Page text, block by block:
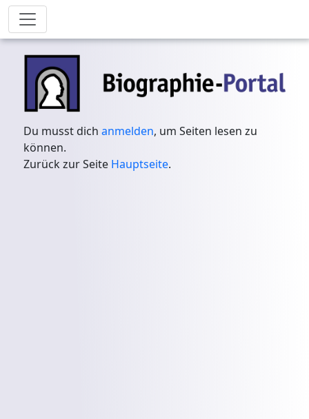
Du musst dichanmelden, um Seiten lesen zu
können.
Zurück zur Seite Hauptseite.